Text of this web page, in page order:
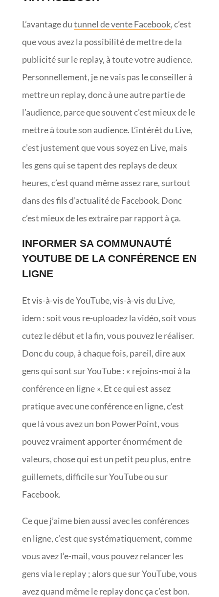
L’avantage dutunnel de vente Facebook, c’est
que vous avez la possibilité de mettre de la
publicité sur le replay, à toute votre audience.
Personnellement, je ne vais pas le conseiller à
mettre un replay, donc à une autre partie de
l’audience, parce que souvent c’est mieux de le
mettre à toute son audience. L’intérêt du Live,
c’est justement que vous soyez en Live, mais
les gens qui se tapent des replays de deux
heures, c’est quand même assez rare, surtout
dans des fils d’actualité de Facebook. Donc
c’est mieux de les extraire par rapport à ça.
INFORMER SA COMMUNAUTÉ
YOUTUBE DE LA CONFÉRENCE EN
LIGNE
Et vis-à-vis de YouTube, vis-à-vis du Live,
idem : soit vous re-uploadez la vidéo, soit vous
cutez le début et la fin, vous pouvez le réaliser.
Donc du coup, à chaque fois, pareil, dire aux
gens qui sont sur YouTube : « rejoins-moi à la
conférence en ligne ». Et ce qui est assez
pratique avec une conférence en ligne, c’est
que là vous avez un bon PowerPoint, vous
pouvez vraiment apporter énormément de
valeurs, chose qui est un petit peu plus, entre
guillemets, difficile sur YouTube ou sur
Facebook.
Ce que j’aime bien aussi avec les conférences
en ligne, c’est que systématiquement, comme
vous avez l’e-mail, vous pouvez relancer les
gens via le replay ; alors que sur YouTube, vous
avez quand même le replay donc ça c’est bon.